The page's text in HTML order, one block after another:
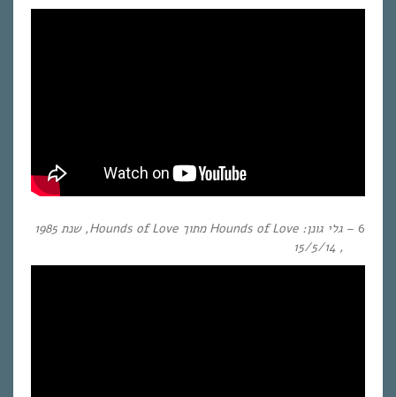
6 – גלי גונן: Hounds of Love מתוך Hounds of Love, שנת
, 15/5/14